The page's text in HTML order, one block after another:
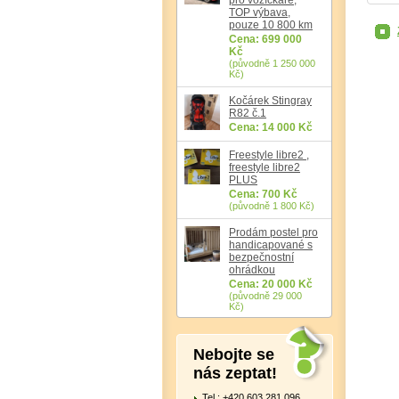
TOP výbava,
pouze 10 800 km
Cena: 699 000
Kč
(původně 1 250 000
Kč)
Kočárek Stingray
R82 č.1
Cena: 14 000 Kč
Freestyle libre2 ,
freestyle libre2
PLUS
Cena: 700 Kč
(původně 1 800 Kč)
Prodám postel pro
handicapované s
bezpečnostní
ohrádkou
Cena: 20 000 Kč
(původně 29 000
Kč)
Nebojte se
nás zeptat!